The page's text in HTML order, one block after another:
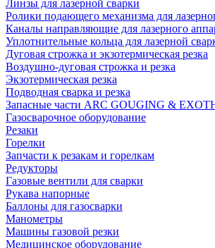
Линзы для лазерной сварки
Ролики подающего механизма для
Каналы направляющие для лазерного
Уплотнительные кольца для лазерной
Дуговая строжка и экзотермическая резка
Воздушно-дуговая строжка и резка
Экзотермическая резка
Подводная сварка и резка
Запасные части ARC GOUGING &
Газосварочное оборудование
Резаки
Горелки
Запчасти к резакам и горелкам
Редукторы
Газовые вентили для сварки
Рукава напорные
Баллоны для газосварки
Манометры
Машины газовой резки
Медицинское оборудование